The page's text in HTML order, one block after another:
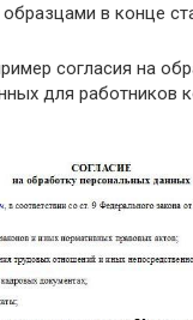
в конце
согласия на
для работников